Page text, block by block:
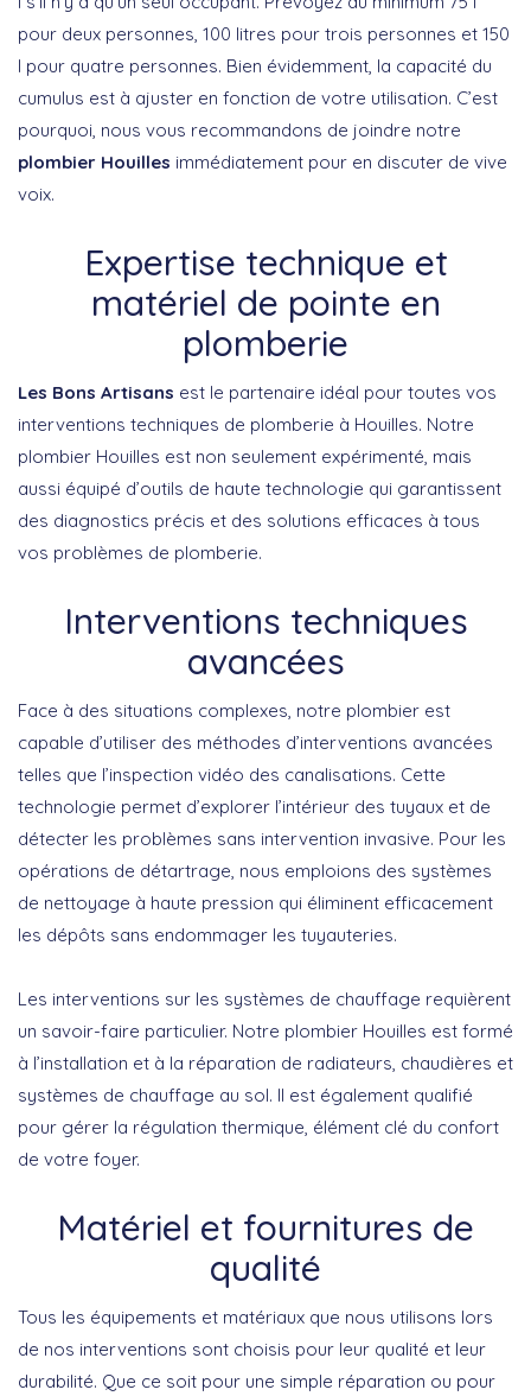
pour deux personnes, 100 litres pour trois personnes et 150
l pour quatre personnes. Bien évidemment, la capacité du
cumulus est à ajuster en fonction de votre utilisation. C’est
pourquoi, nous vous recommandons de joindre notre
plombier Houilles immédiatement pour en discuter de vive
voix.
Expertise technique et
matériel de pointe en
plomberie
Les Bons Artisans est le partenaire idéal pour toutes vos
interventions techniques de plomberie à Houilles. Notre
plombier Houilles est non seulement expérimenté, mais
aussi équipé d’outils de haute technologie qui garantissent
des diagnostics précis et des solutions efficaces à tous
vos problèmes de plomberie.
Interventions techniques
avancées
Face à des situations complexes, notre plombier est
capable d’utiliser des méthodes d’interventions avancées
telles que l’inspection vidéo des canalisations. Cette
technologie permet d’explorer l’intérieur des tuyaux et de
détecter les problèmes sans intervention invasive. Pour les
opérations de détartrage, nous emploions des systèmes
de nettoyage à haute pression qui éliminent efficacement
les dépôts sans endommager les tuyauteries.
Les interventions sur les systèmes de chauffage requièrent
un savoir-faire particulier. Notre plombier Houilles est formé
à l’installation et à la réparation de radiateurs, chaudières et
systèmes de chauffage au sol. Il est également qualifié
pour gérer la régulation thermique, élément clé du confort
de votre foyer.
Matériel et fournitures de
qualité
Tous les équipements et matériaux que nous utilisons lors
de nos interventions sont choisis pour leur qualité et leur
durabilité. Que ce soit pour une simple réparation ou pour